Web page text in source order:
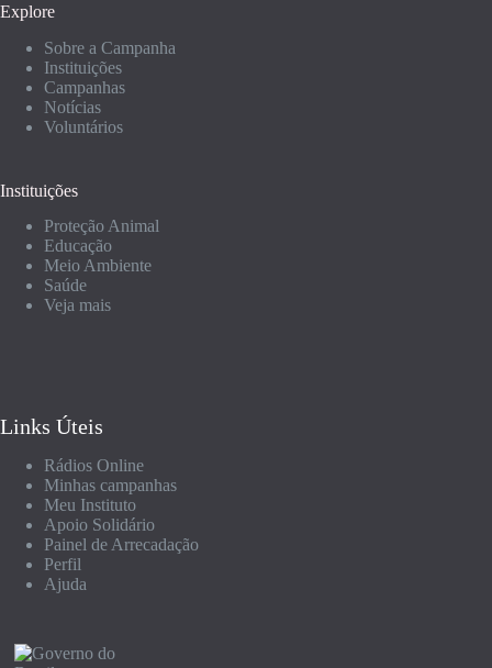
Explore
Sobre a Campanha
Instituições
Campanhas
Notícias
Voluntários
Instituições
Proteção Animal
Educação
Meio Ambiente
Saúde
Veja mais
Links Úteis
Rádios Online
Minhas campanhas
Meu Instituto
Apoio Solidário
Painel de Arrecadação
Perfil
Ajuda